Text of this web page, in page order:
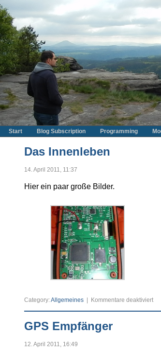
Start Blog Subscription Programming
Das Innenleben
14. April 2011, 11:37
Hier ein paar große Bilder.
Category:Allgemeines | Kommentare deaktiviertfür
GPS Empfänger
12. April 2011, 16:49